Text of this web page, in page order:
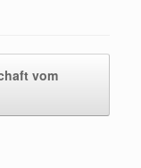
vom